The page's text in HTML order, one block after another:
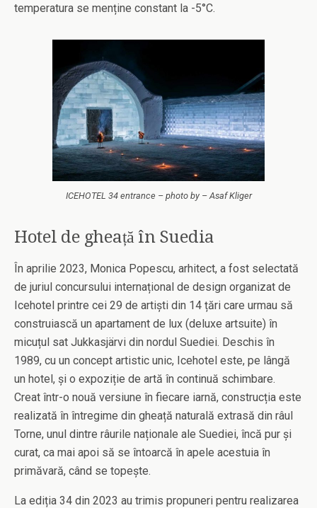
temperatura se menține constant la -5°C.
ICEHOTEL 34 entrance – photo by – Asaf Kliger
Hotel de gheață în Suedia
În aprilie 2023, Monica Popescu, arhitect, a fost selectată
de juriul concursului internațional de design organizat de
Icehotel printre cei 29 de artiști din 14 țări care urmau să
construiască un apartament de lux (deluxe artsuite) în
micuțul sat Jukkasjärvi din nordul Suediei. Deschis în
1989, cu un concept artistic unic, Icehotel este, pe lângă
un hotel, și o expoziție de artă în continuă schimbare.
Creat într-o nouă versiune în fiecare iarnă, construcția este
realizată în întregime din gheață naturală extrasă din râul
Torne, unul dintre râurile naționale ale Suediei, încă pur și
curat, ca mai apoi să se întoarcă în apele acestuia în
primăvară, când se topește.
La ediția 34 din 2023 au trimis propuneri pentru realizarea